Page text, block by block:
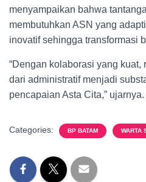
menyampaikan bahwa
membutuhkan ASN yang
inovatif sehingga transformasi
“Dengan kolaborasi yang
dari administratif menjadi
pencapaian Asta Cita,”
Categories: BP BATAM WARTA